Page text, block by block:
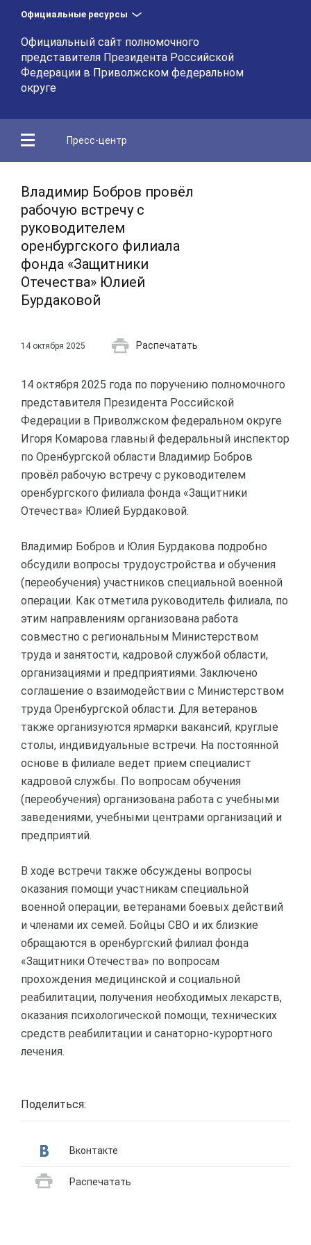
Официальные ресурсы
Официальный сайт полномочного
представителя Президента Российской
Федерации в Приволжском федеральном
округе
Пресс-центр
Владимир Бобров провёл
рабочую встречу с
руководителем
оренбургского филиала
фонда «Защитники
Отечества» Юлией
Бурдаковой
14 октября 2025 Распечатать
14 октября 2025 года по поручению полномочного
представителя Президента Российской
Федерации в Приволжском федеральном округе
Игоря Комарова главный федеральный инспектор
по Оренбургской области Владимир Бобров
провёл рабочую встречу с руководителем
оренбургского филиала фонда «Защитники
Отечества» Юлией Бурдаковой.
Владимир Бобров и Юлия Бурдакова подробно
обсудили вопросы трудоустройства и обучения
(переобучения) участников специальной военной
операции. Как отметила руководитель филиала, по
этим направлениям организована работа
совместно с региональным Министерством
труда и занятости, кадровой службой области,
организациями и предприятиями. Заключено
соглашение о взаимодействии с Министерством
труда Оренбургской области. Для ветеранов
также организуются ярмарки вакансий, круглые
столы, индивидуальные встречи. На постоянной
основе в филиале ведет прием специалист
кадровой службы. По вопросам обучения
(переобучения) организована работа с учебными
заведениями, учебными центрами организаций и
предприятий.
В ходе встречи также обсуждены вопросы
оказания помощи участникам специальной
военной операции, ветеранами боевых действий
и членами их семей. Бойцы СВО и их близкие
обращаются в оренбургский филиал фонда
«Защитники Отечества» по вопросам
прохождения медицинской и социальной
реабилитации, получения необходимых лекарств,
оказания психологической помощи, технических
средств реабилитации и санаторно-курортного
лечения.
Поделиться:
Вконтакте
Распечатать